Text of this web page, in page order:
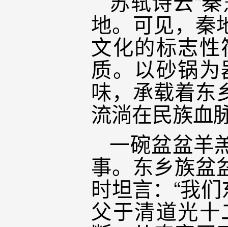
地。可见，秦
文化的标志
质。以砂锅
味，承载着东
流淌在民族血
一碗盆盆羊
事。东乡族盆
时坦言：“我
父于清道光